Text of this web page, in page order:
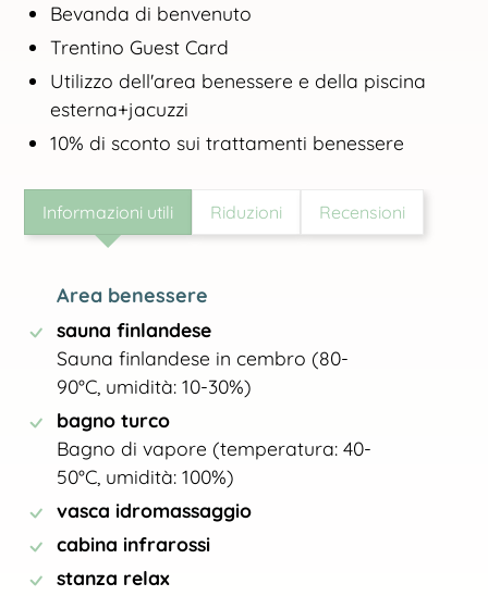
Bevanda di benvenuto
Trentino Guest Card
Utilizzo dell'area benessere e della piscina
esterna+jacuzzi
10% di sconto sui trattamenti benessere
Informazioni utili Riduzioni Recensioni
Area benessere
sauna finlandese
Sauna finlandese in cembro (80-
90°C, umidità: 10-30%)
bagno turco
Bagno di vapore (temperatura: 40-
50°C, umidità: 100%)
vasca idromassaggio
cabina infrarossi
stanza relax